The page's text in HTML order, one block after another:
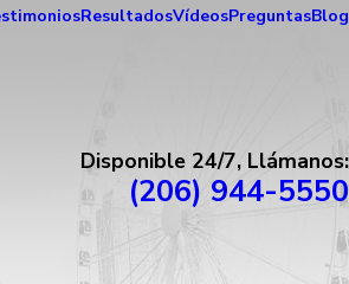
ResultadosVídeosPreguntasBlog
Disponible 24/7, Llámanos:
(206) 944-5550